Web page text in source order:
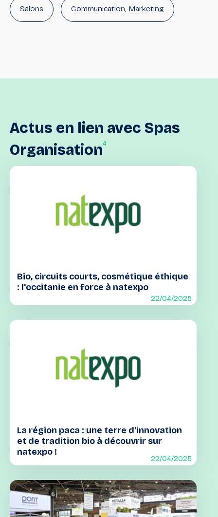
Salons Communication, Marketing
Actus en lien avec Spas
Organisation4
Bio, circuits courts, cosmétique éthique
: l'occitanie en force à natexpo
22/04/2025
La région paca : une terre d'innovation
et de tradition bio à découvrir sur
natexpo !
22/04/2025